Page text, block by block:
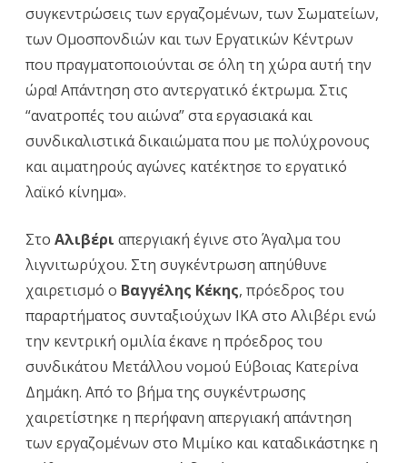
συγκεντρώσεις των εργαζομένων, των Σωματείων,
των Ομοσπονδιών και των Εργατικών Κέντρων
που πραγματοποιούνται σε όλη τη χώρα αυτή την
ώρα! Απάντηση στο αντεργατικό έκτρωμα. Στις
“ανατροπές του αιώνα” στα εργασιακά και
συνδικαλιστικά δικαιώματα που με πολύχρονους
και αιματηρούς αγώνες κατέκτησε το εργατικό
λαϊκό κίνημα».
Στο Αλιβέρι απεργιακή έγινε στο Άγαλμα του
λιγνιτωρύχου. Στη συγκέντρωση απηύθυνε
χαιρετισμό ο Βαγγέλης Κέκης, πρόεδρος του
παραρτήματος συνταξιούχων ΙΚΑ στο Αλιβέρι ενώ
την κεντρική ομιλία έκανε η πρόεδρος του
συνδικάτου Μετάλλου νομού Εύβοιας Κατερίνα
Δημάκη. Από το βήμα της συγκέντρωσης
χαιρετίστηκε η περήφανη απεργιακή απάντηση
των εργαζομένων στο Μιμίκο και καταδικάστηκε η